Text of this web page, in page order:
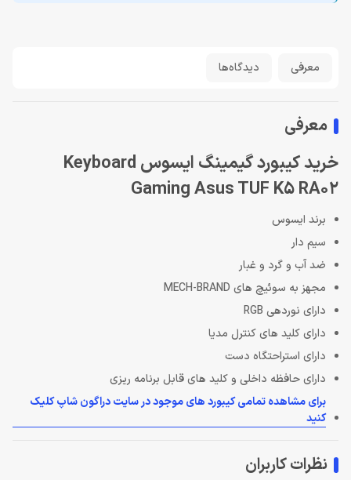
معرفی دیدگاه‌ها
معرفی
خرید کیبورد گیمینگ ایسوس Keyboard
Gaming Asus TUF K5 RA02
برند ایسوس
سیم دار
ضد آب و گرد و غبار
مجهز به سوئیچ های MECH-BRAND
دارای نوردهی RGB
دارای کلید های کنترل مدیا
دارای استراحتگاه دست
دارای حافظه داخلی و کلید های قابل برنامه ریزی
برای مشاهده تمامی کیبورد های موجود در سایت دراگون شاپ کلیک
کنید
نظرات کاربران